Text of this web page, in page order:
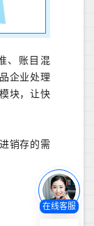
、账目混
企业处理
块，让快
销存的需
在线客服